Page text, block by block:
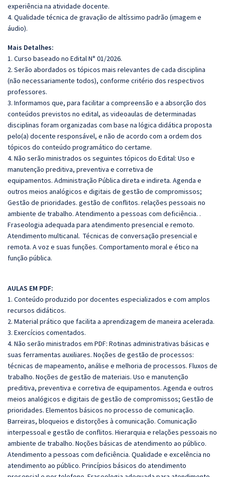
experiência na atividade docente.
4. Qualidade técnica de gravação de altíssimo padrão (imagem e
áudio).
Mais Detalhes:
1. Curso baseado no Edital N° 01/2026.
2. Serão abordados os tópicos mais relevantes de cada disciplina
(não necessariamente todos), conforme critério dos respectivos
professores.
3. Informamos que, para facilitar a compreensão e a absorção dos
conteúdos previstos no edital, as videoaulas de determinadas
disciplinas foram organizadas com base na lógica didática proposta
pelo(a) docente responsável, e não de acordo com a ordem dos
tópicos do conteúdo programático do certame.
4. Não serão ministrados os seguintes tópicos do Edital: Uso e
manutenção preditiva, preventiva e corretiva de
equipamentos. Administração Pública direta e indireta. Agenda e
outros meios analógicos e digitais de gestão de compromissos;
Gestão de prioridades. gestão de conflitos. relações pessoais no
ambiente de trabalho. Atendimento a pessoas com deficiência. .
Fraseologia adequada para atendimento presencial e remoto.
Atendimento multicanal. Técnicas de conversação presencial e
remota. A voz e suas funções. Comportamento moral e ético na
função pública.
AULAS EM PDF:
1. Conteúdo produzido por docentes especializados e com amplos
recursos didáticos.
2. Material prático que facilita a aprendizagem de maneira acelerada.
3. Exercícios comentados.
4. Não serão ministrados em PDF: Rotinas administrativas básicas e
suas ferramentas auxiliares. Noções de gestão de processos:
técnicas de mapeamento, análise e melhoria de processos. Fluxos de
trabalho. Noções de gestão de materiais. Uso e manutenção
preditiva, preventiva e corretiva de equipamentos. Agenda e outros
meios analógicos e digitais de gestão de compromissos; Gestão de
prioridades. Elementos básicos no processo de comunicação.
Barreiras, bloqueios e distorções à comunicação. Comunicação
interpessoale gestão de conflitos. Hierarquia e relações pessoais no
ambiente de trabalho. Noções básicas de atendimento ao público.
Atendimento a pessoas com deficiência. Qualidade e excelência no
atendimento ao público. Princípios básicos do atendimento